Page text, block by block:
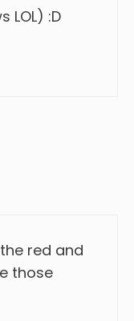
LOL) :D
red and
those